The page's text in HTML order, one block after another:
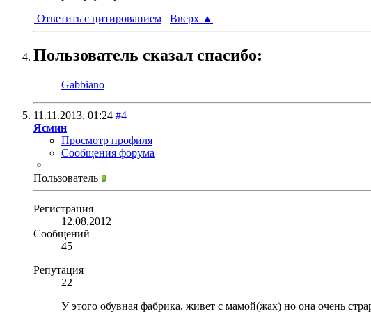
Ответить с цитированием
Вверх ▲
Пользователь сказал cпасибо:
Gabbiano
11.11.2013, 01:24 #4
Ясмин
Просмотр профиля
Сообщения форума
Пользователь
Регистрация
12.08.2012
Сообщений
45
Репутация
22
У этого обувная фабрика, живет с мамой(жах) но она очень